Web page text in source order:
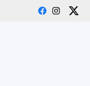
FacebookX